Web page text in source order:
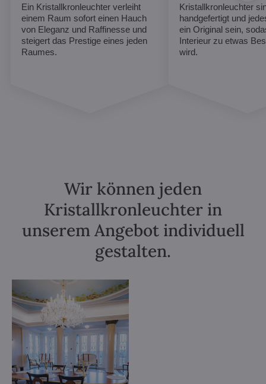
Ein Kristallkronleuchter verleiht
einem Raum sofort einen Hauch
von Eleganz und Raffinesse und
steigert das Prestige eines jeden
Raumes.
Kristallkronleuchter
handgefertigt und
ein Original sein,
Interieur zu etwas
wird.
Wir können jeden
Kristallkronleuchter in
unserem Angebot individuell
gestalten.